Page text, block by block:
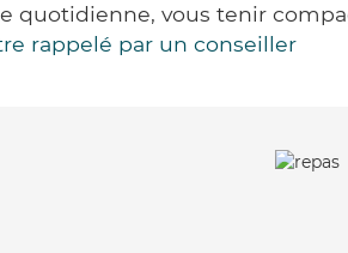
quotidienne, vous tenir
rappelé par un conseiller